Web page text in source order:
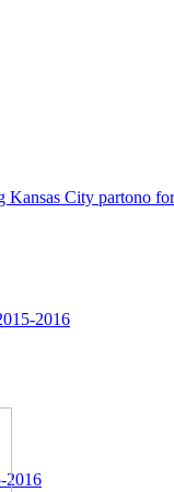
City partono
2016
2016